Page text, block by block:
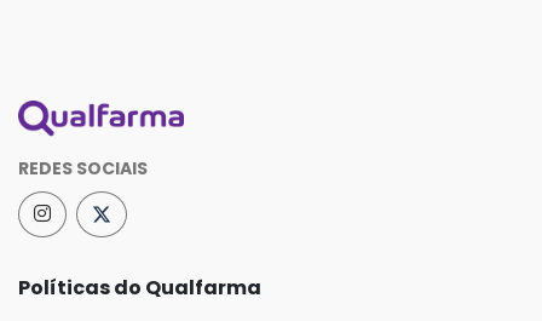
REDES SOCIAIS
Políticas do Qualfarma